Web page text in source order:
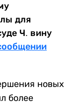
для
Ч. вину
новых
более